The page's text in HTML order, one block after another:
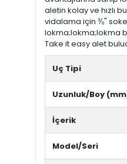
aletin kolay ve hızlı
vidalama için ⅜"
lokma;lokma;lokma
Take it easy alet
Uç Tipi
Uzunluk/Boy
İçerik
Model/Seri